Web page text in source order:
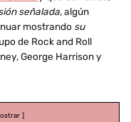
señalada, algún
mostrando su
de Rock and Roll
George Harrison y